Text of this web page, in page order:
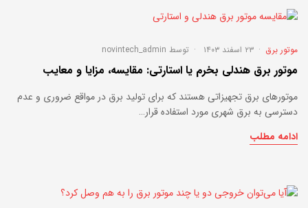
موتور برق ۲۳ اسفند ۱۴۰۳ توسط novintech_admin
موتور برق هندلی بخرم یا استارتی: مقایسه، مزایا و معایب
موتورهای برق تجهیزاتی هستند که برای تولید برق در مواقع ضروری و عدم
دسترسی به برق شهری مورد استفاده قرار…
ادامه مطلب